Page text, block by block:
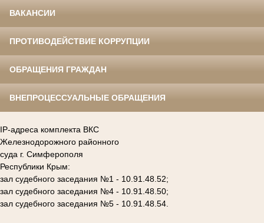
ВАКАНСИИ
ПРОТИВОДЕЙСТВИЕ КОРРУПЦИИ
ОБРАЩЕНИЯ ГРАЖДАН
ВНЕПРОЦЕССУАЛЬНЫЕ ОБРАЩЕНИЯ
IP-адреса комплекта ВКС
Железнодорожного районного
суда г. Симферополя
Республики Крым:
зал судебного заседания №1 - 10.91.48.52;
зал судебного заседания №4 - 10.91.48.50;
зал судебного заседания №5 - 10.91.48.54.